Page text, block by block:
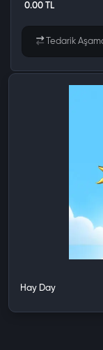
0.00 TL
Tedarik
Hay Day